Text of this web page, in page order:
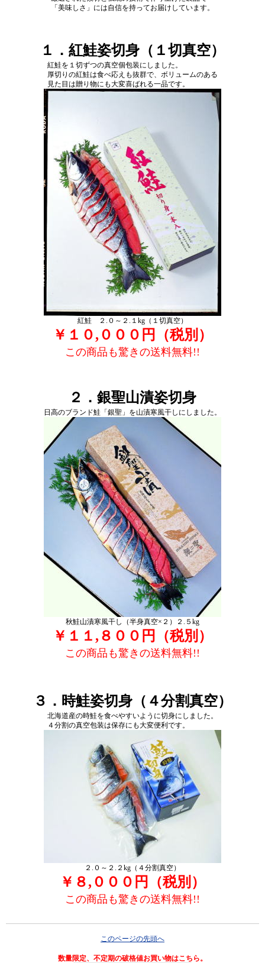
「美味しさ」には自信を持ってお届けしています。
１．紅鮭姿切身（１切真空）
紅鮭を１切ずつの真空個包装にしました。
厚切りの紅鮭は食べ応えも抜群で、ボリュームのある
見た目は贈り物にも大変喜ばれる一品です。
紅鮭 ２.０～２.１kg（１切真空）
￥１０,０００円（税別）
この商品も驚きの送料無料!!
２．銀聖山漬姿切身
日高のブランド鮭「銀聖」を山漬寒風干しにしました。
秋鮭山漬寒風干し（半身真空×２）２.５kg
￥１１,８００円（税別）
この商品も驚きの送料無料!!
３．時鮭姿切身（４分割真空）
北海道産の時鮭を食べやすいように切身にしました。
４分割の真空包装は保存にも大変便利です。
２.０～２.２kg（４分割真空）
￥８,０００円（税別）
この商品も驚きの送料無料!!
このページの先頭へ
数量限定、不定期の破格値お買い物はこちら。